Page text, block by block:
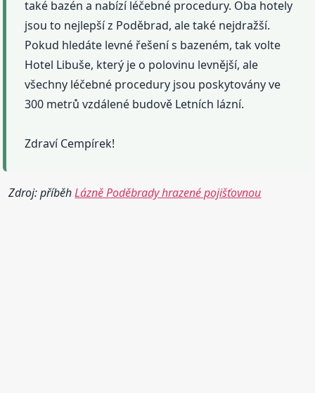
také bazén a nabízí léčebné procedury. Oba hotely
jsou to nejlepší z Poděbrad, ale také nejdražší.
Pokud hledáte levné řešení s bazeném, tak volte
Hotel Libuše, který je o polovinu levnější, ale
všechny léčebné procedury jsou poskytovány ve
300 metrů vzdálené budově Letních lázní.
Zdraví Cempírek!
Zdroj: příběhLázně Poděbrady hrazené pojišťovnou